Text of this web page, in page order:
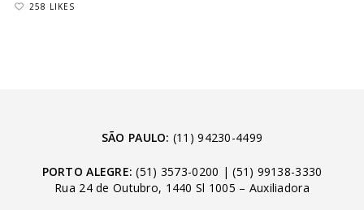
258 LIKES
SÃO PAULO: (11) 94230-4499
PORTO ALEGRE: (51) 3573-0200 |(51) 99138-3330
Rua 24 de Outubro, 1440 Sl 1005 – Auxiliadora